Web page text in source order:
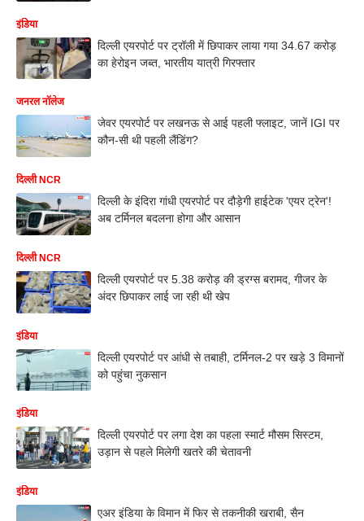
इंडिया
दिल्ली एयरपोर्ट पर ट्रॉली में छिपाकर लाया गया 34.67 करोड़
का हेरोइन जब्त, भारतीय यात्री गिरफ्तार
जनरल नॉलेज
जेवर एयरपोर्ट पर लखनऊ से आई पहली फ्लाइट, जानें IGI पर
कौन-सी थी पहली लैंडिंग?
दिल्ली NCR
दिल्ली के इंदिरा गांधी एयरपोर्ट पर दौड़ेगी हाईटेक 'एयर ट्रेन'!
अब टर्मिनल बदलना होगा और आसान
दिल्ली NCR
दिल्ली एयरपोर्ट पर 5.38 करोड़ की ड्रग्स बरामद, गीजर के
अंदर छिपाकर लाई जा रही थी खेप
इंडिया
दिल्ली एयरपोर्ट पर आंधी से तबाही, टर्मिनल-2 पर खड़े 3 विमानों
को पहुंचा नुकसान
इंडिया
दिल्ली एयरपोर्ट पर लगा देश का पहला स्मार्ट मौसम सिस्टम,
उड़ान से पहले मिलेगी खतरे की चेतावनी
इंडिया
एअर इंडिया के विमान में फिर से तकनीकी खराबी, सैन